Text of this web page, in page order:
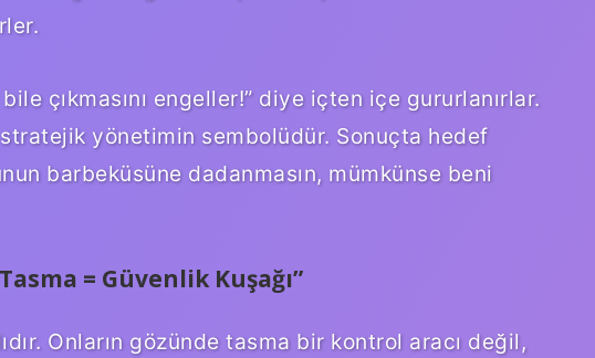
çıkmasını engeller!” diye içten içe gururlanırlar.
yönetimin sembolüdür. Sonuçta hedef
barbeküsüne dadanmasın, mümkünse beni
= Güvenlik Kuşağı”
Onların gözünde tasma bir kontrol aracı değil,